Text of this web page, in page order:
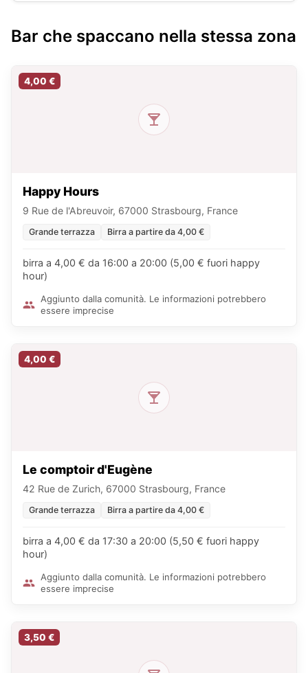
Bar che spaccano nella stessa zona
4,00 €
Happy Hours
9 Rue de l'Abreuvoir, 67000 Strasbourg, France
Grande terrazza Birra a partire da 4,00 €
birra a 4,00 € da 16:00 a 20:00 (5,00 € fuori happy
hour)
Aggiunto dalla comunità. Le informazioni potrebbero
essere imprecise
4,00 €
Le comptoir d'Eugène
42 Rue de Zurich, 67000 Strasbourg, France
Grande terrazza Birra a partire da 4,00 €
birra a 4,00 € da 17:30 a 20:00 (5,50 € fuori happy
hour)
Aggiunto dalla comunità. Le informazioni potrebbero
essere imprecise
3,50 €